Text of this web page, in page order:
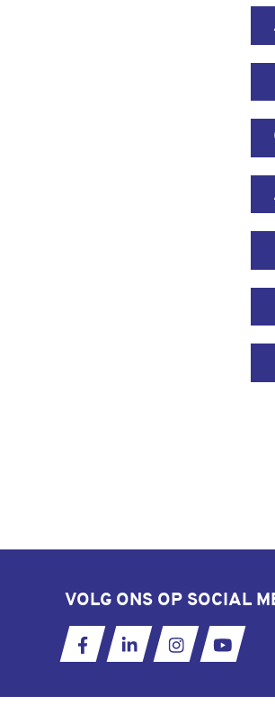
VOLG ONS OP SOCIAL
Ga naar onze
Ga naar onze
Ga naarGa